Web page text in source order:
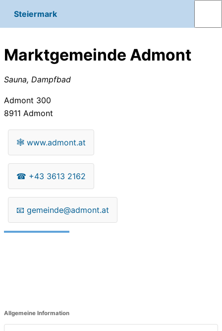
Steiermark
Marktgemeinde Admont
Sauna, Dampfbad
Admont 300
8911 Admont
🕸 www.admont.at
☎ +43 3613 2162
📧 gemeinde@admont.at
Allgemeine Information